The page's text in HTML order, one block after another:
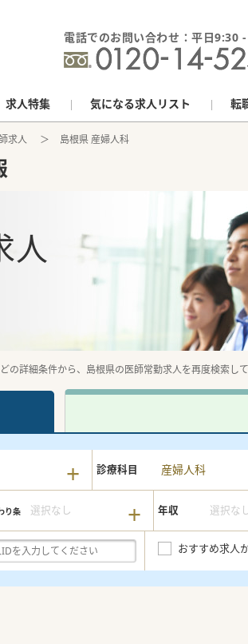
電話でのお問い合わせ：平日9:30
求人特集 気になる求人リスト 転
求人 島根県 産婦人科
人
詳細条件から、島根県の医師常勤求人を再度検索して
診療科目 産婦人科
選択なし 年収 選択な
おすすめ求人